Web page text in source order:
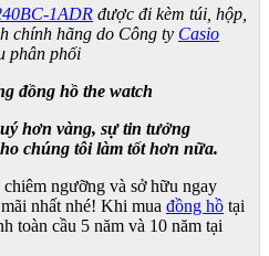
1ADR được đi kèm túi, hộp,
chính hãng do Công ty Casio
phân phối
hơn vàng, sự tin tưởng
chúng tôi làm tốt hơn nữa.
ngưỡng và sở hữu ngay
nhất nhé! Khi mua đồng hồ tại
toàn cầu 5 năm và 10 năm tại